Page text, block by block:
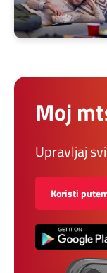
Moj
Upravljaj
Koristi